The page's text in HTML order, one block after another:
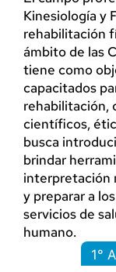
Kinesiología y
rehabilitación
ámbito de las
tiene como
capacitados
rehabilitación,
científicos,
busca
brindar
interpretación
y preparar a
servicios de
humano.
1°